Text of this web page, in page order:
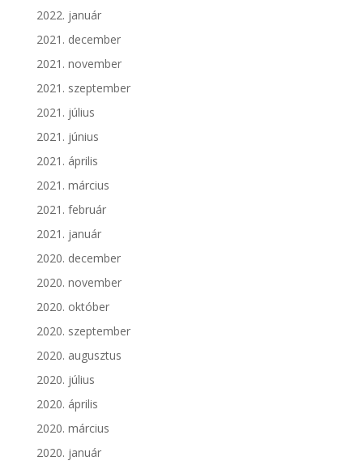
2022. január
2021. december
2021. november
2021. szeptember
2021. július
2021. június
2021. április
2021. március
2021. február
2021. január
2020. december
2020. november
2020. október
2020. szeptember
2020. augusztus
2020. július
2020. április
2020. március
2020. január